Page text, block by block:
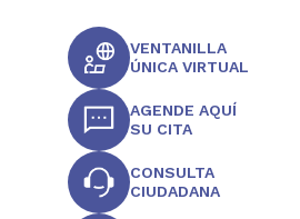
VENTANILLA
ÚNICA VIRTUAL
AGENDE AQUÍ
SU CITA
CONSULTA
CIUDADANA